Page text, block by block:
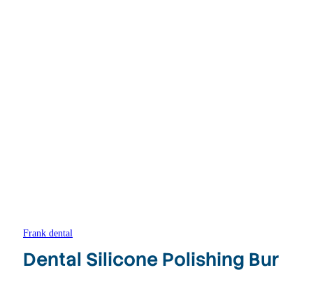
Frank dental
Dental Silicone Polishing Bur